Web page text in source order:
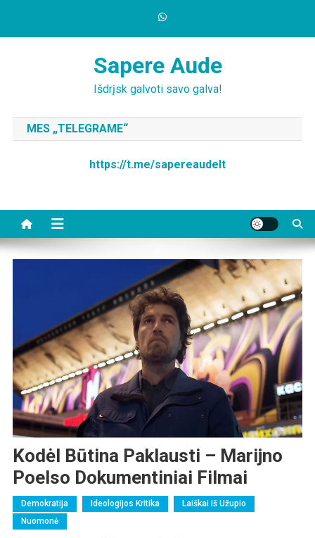
Sapere Aude
Išdrįsk galvoti savo galva!
MES „TELEGRAME“
https://t.me/sapereaudelt
Kodėl Būtina Paklausti – Marijno
Poelso Dokumentiniai Filmai
Demokratija Ideologijos Kritika
Laiškai Iš Užupio
Nuomonė